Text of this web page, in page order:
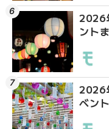
2026
ント
2026
ベン